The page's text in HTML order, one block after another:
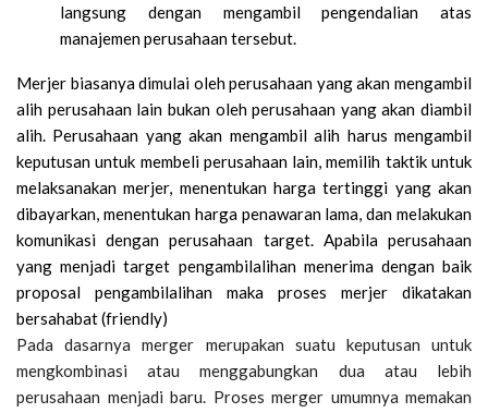
langsung dengan mengambil pengendalian atas
manajemen perusahaan tersebut.
Merjer biasanya dimulai oleh perusahaan yang akan mengambil
alih perusahaan lain bukan oleh perusahaan yang akan diambil
alih. Perusahaan yang akan mengambil alih harus mengambil
keputusan untuk membeli perusahaan lain, memilih taktik untuk
melaksanakan merjer, menentukan harga tertinggi yang akan
dibayarkan, menentukan harga penawaran lama, dan melakukan
komunikasi dengan perusahaan target. Apabila perusahaan
yang menjadi target pengambilalihan menerima dengan baik
proposal pengambilalihan maka proses merjer dikatakan
bersahabat (friendly)
Pada dasarnya merger merupakan suatu keputusan untuk
mengkombinasi atau menggabungkan dua atau lebih
perusahaan menjadi baru. Proses merger umumnya memakan